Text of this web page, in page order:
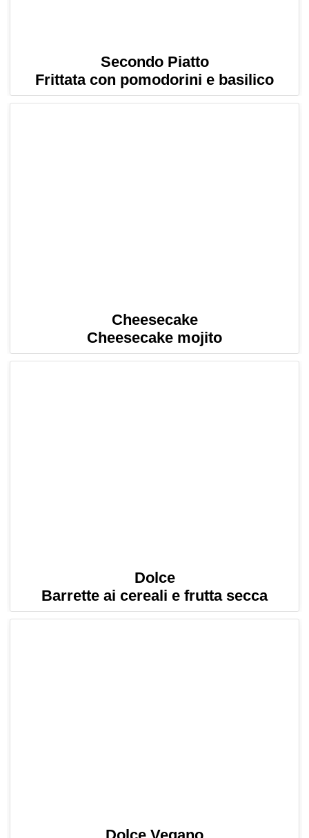
Secondo Piatto
Frittata con pomodorini e basilico
Cheesecake
Cheesecake mojito
Dolce
Barrette ai cereali e frutta secca